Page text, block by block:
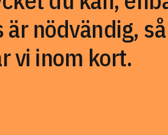
nödvändig, så
vi inom kort.